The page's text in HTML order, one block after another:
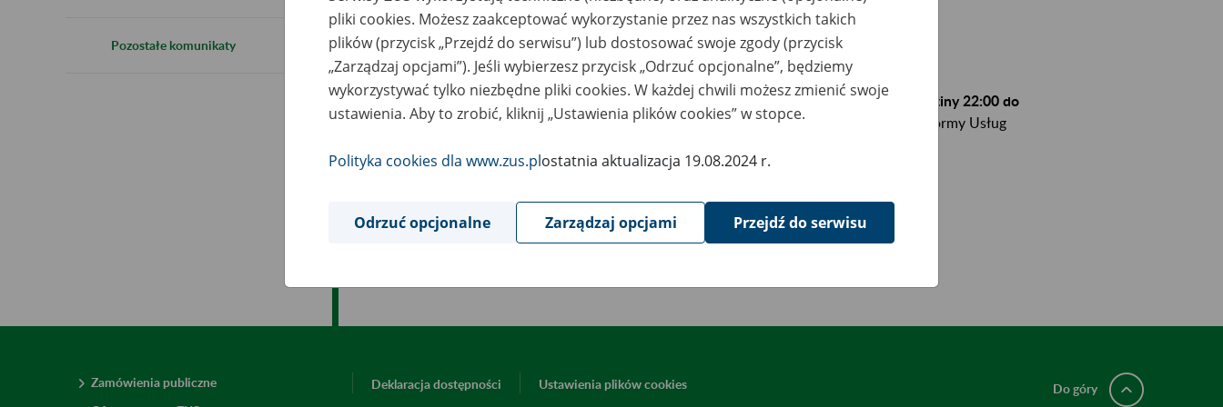
Pozostałe komunikaty
23
lipca
2020
W związku z koniecznością przeprowadzenia prac serwisowych24 lipca 2020 r. od godziny 22:00 do
godziny 3:00 dnia następnegomogą wystąpić ograniczenia w dostępie do portalu Platformy Usług
Zamówienia publiczne
Deklaracja dostępności Ustawienia plików cookies Do góry
pliki cookies. Możesz zaakceptować wykorzystanie przez nas wszystkich takich
plików (przycisk „Przejdź do serwisu”) lub dostosować swoje zgody (przycisk
„Zarządzaj opcjami”). Jeśli wybierzesz przycisk „Odrzuć opcjonalne”, będziemy
wykorzystywać tylko niezbędne pliki cookies. W każdej chwili możesz zmienić swoje
ustawienia. Aby to zrobić, kliknij „Ustawienia plików cookies” w stopce.
Polityka cookies dla www.zus.plostatnia aktualizacja 19.08.2024 r.
Odrzuć opcjonalne Zarządzaj opcjami Przejdź do serwisu